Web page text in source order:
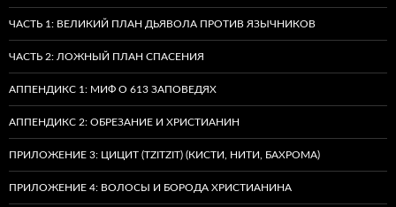
ЧАСТЬ 1: ВЕЛИКИЙ ПЛАН ДЬЯВОЛА ПРОТИВ ЯЗЫЧНИКОВ
ЧАСТЬ 2: ЛОЖНЫЙ ПЛАН СПАСЕНИЯ
АППЕНДИКС 1: МИФ О 613 ЗАПОВЕДЯХ
АППЕНДИКС 2: ОБРЕЗАНИЕ И ХРИСТИАНИН
ПРИЛОЖЕНИЕ 3: ЦИЦИТ (TZITZIT) (КИСТИ, НИТИ, БАХРОМА)
ПРИЛОЖЕНИЕ 4: ВОЛОСЫ И БОРОДА ХРИСТИАНИНА